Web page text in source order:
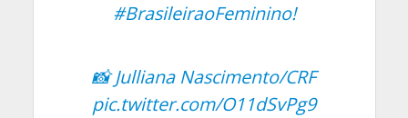
#BrasileiraoFeminino!
📸 Julliana Nascimento/CRF
pic.twitter.com/O11dSvPg9